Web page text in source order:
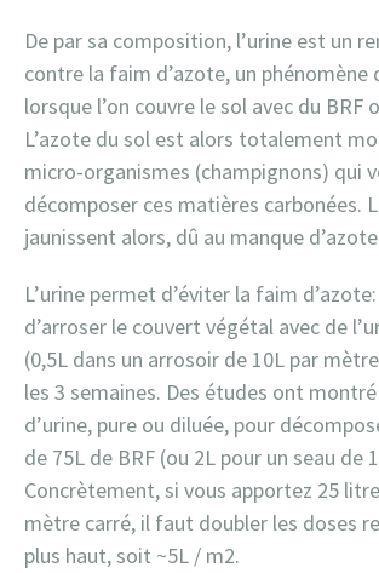
De par sa composition, l’urine est un
contre la faim d’azote, un phénomène
lorsque l’on couvre le sol avec du BRF
L’azote du sol est alors totalement
micro-organismes (champignons) qui
décomposer ces matières carbonées.
jaunissent alors, dû au manque
L’urine permet d’éviter la faim
d’arroser le couvert végétal avec de
(0,5L dans un arrosoir de 10L par
les 3 semaines. Des études ont
d’urine, pure ou diluée, pour
de 75L de BRF (ou 2L pour un seau de
Concrètement, si vous apportez 25
mètre carré, il faut doubler les doses
plus haut, soit ~5L / m2.